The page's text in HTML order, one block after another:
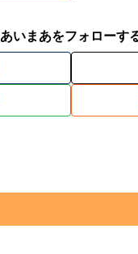
あいまあをフォローす